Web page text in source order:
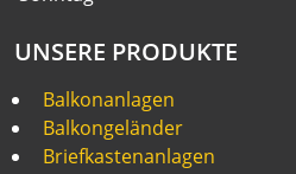
UNSERE PRODUKTE
Balkonanlagen
Balkongeländer
Briefkastenanlagen